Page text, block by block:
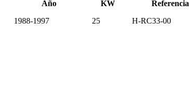
Año KW Referencia
1988-1997 25 H-RC33-00